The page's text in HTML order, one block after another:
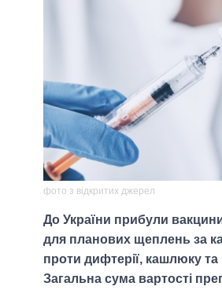
фото з відкритих джерел
До України прибули
для планових щеплень за
проти дифтерії, кашлюку
Загальна сума вартості